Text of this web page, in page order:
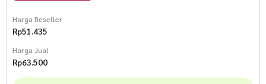
Harga Reseller
Rp51.435
Harga Jual
Rp63.500